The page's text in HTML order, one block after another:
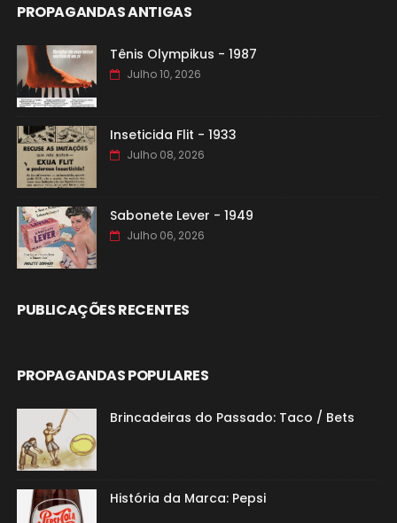
PROPAGANDAS ANTIGAS
Tênis Olympikus - 1987
Julho 10, 2026
Inseticida Flit - 1933
Julho 08, 2026
Sabonete Lever - 1949
Julho 06, 2026
PUBLICAÇÕES RECENTES
PROPAGANDAS POPULARES
Brincadeiras do Passado: Taco / Bets
História da Marca: Pepsi